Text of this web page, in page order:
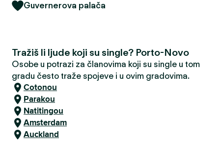
Guvernerova palača
Tražiš li ljude koji su single? Porto-Novo
Osobe u potrazi za članovima koji su single u tom
gradu često traže spojeve i u ovim gradovima.
Cotonou
Parakou
Natitingou
Amsterdam
Auckland